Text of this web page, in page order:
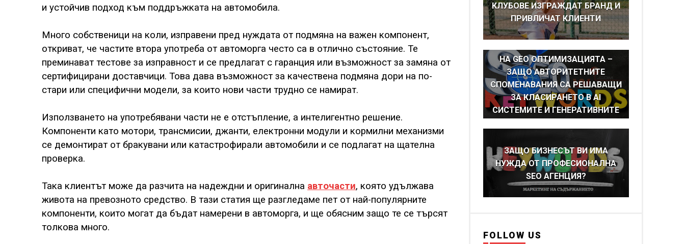
и устойчив подход към поддръжката на автомобила.
Много собственици на коли, изправени пред нуждата от подмяна на важен компонент,
откриват, че частите втора употреба от автоморга често са в отлично състояние. Те
преминават тестове за изправност и се предлагат с гаранция или възможност за замяна от
сертифицирани доставчици. Това дава възможност за качествена подмяна дори на по-
стари или специфични модели, за които нови части трудно се намират.
Използването на употребявани части не е отстъпление, а интелигентно решение.
Компоненти като мотори, трансмисии, джанти, електронни модули и кормилни механизми
се демонтират от бракувани или катастрофирали автомобили и се подлагат на щателна
проверка.
Така клиентът може да разчита на надеждни и оригинална авточасти, която удължава
живота на превозното средство. В тази статия ще разгледаме пет от най-популярните
компоненти, които могат да бъдат намерени в автоморга, и ще обясним защо те се търсят
толкова много.
КЛУБОВЕ ИЗГРАЖДАТ БРАНД И
ПРИВЛИЧАТ КЛИЕНТИ
НА GEO ОПТИМИЗАЦИЯТА –
ЗАЩО АВТОРИТЕТНИТЕ
СПОМЕНАВАНИЯ СА РЕШАВАЩИ
ЗА КЛАСИРАНЕТО В AI
СИСТЕМИТЕ И ГЕНЕРАТИВНИТЕ
ЗАЩО БИЗНЕСЪТ ВИ ИМА
НУЖДА ОТ ПРОФЕСИОНАЛНА
SEO АГЕНЦИЯ?
FOLLOW US